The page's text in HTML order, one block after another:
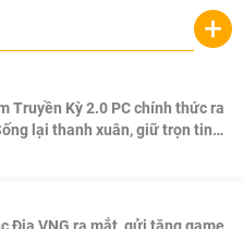
từ công ty game Nhật Bản
+
Truyền Kỳ 2.0 PC chính thức ra
lại thanh xuân, giữ trọn tinh
Địa VNG ra mắt, gửi tặng game